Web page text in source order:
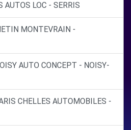
LOC - SERRIS
MONTEVRAIN -
AUTO CONCEPT - NOISY-
CHELLES AUTOMOBILES -